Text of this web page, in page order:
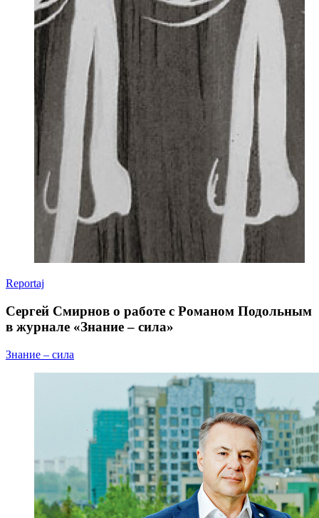
Reportaj
Сергей Смирнов о работе с Романом Подольным
в журнале «Знание – сила»
Знание – сила